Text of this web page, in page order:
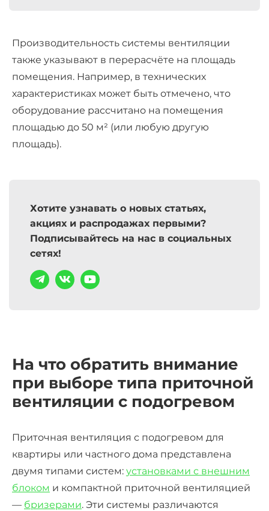
Производительность системы вентиляции
также указывают в перерасчёте на площадь
помещения. Например, в технических
характеристиках может быть отмечено, что
оборудование рассчитано на помещения
площадью до 50 м² (или любую другую
площадь).
Хотите узнавать о новых статьях,
акциях и распродажах первыми?
Подписывайтесь на нас в социальных
сетях!
На что обратить внимание
при выборе типа приточной
вентиляции с подогревом
Приточная вентиляция с подогревом для
квартиры или частного дома представлена
двумя типами систем: установками с внешним
блоком и компактной приточной вентиляцией
— бризерами. Эти системы различаются